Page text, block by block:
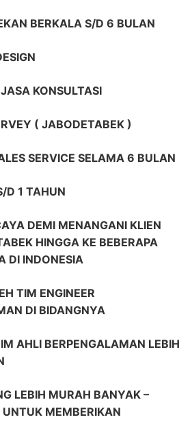
BERKALA S/D 6 BULAN
KONSULTASI
( JABODETABEK )
SERVICE SELAMA 6 BULAN
D 1 TAHUN
DEMI MENANGANI KLIEN
HINGGA KE BEBERAPA
DI INDONESIA
TIM ENGINEER
DI BIDANGNYA
AHLI BERPENGALAMAN LEBIH
LEBIH MURAH BANYAK –
MEMBERIKAN